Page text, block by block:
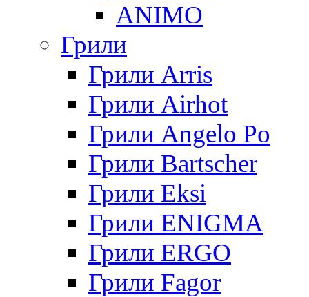
ANIMO
Грили
Грили Arris
Грили Airhot
Грили Angelo Po
Грили Bartscher
Грили Eksi
Грили ENIGMA
Грили ERGO
Грили Fagor